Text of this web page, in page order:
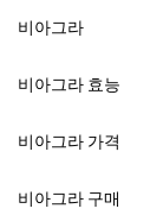
비아그라
비아그라 효능
비아그라 가격
비아그라 구매